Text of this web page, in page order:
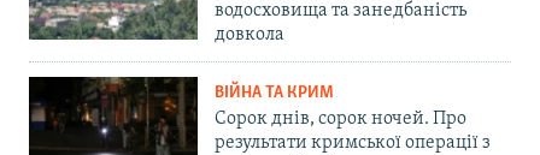
водосховища та занедбаність
довкола
ВІЙНА ТА КРИМ
Сорок днів, сорок ночей. Про
результати кримської операції з